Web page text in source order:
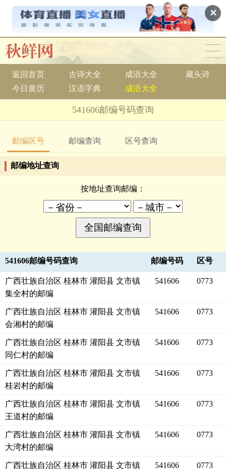
✕
返回首页 古诗大全 成语大全
藏头诗
今日黄历
汉语字典 成语大全
541606邮编号码查询
邮编区号 邮编查询 区号查询
邮编地址查询
按地址查询邮编：
541606邮编号码查询 邮编号码 区号
广西壮族自治区 桂林市 灌阳县 文市镇
集全村的邮编
541606 0773
广西壮族自治区 桂林市 灌阳县 文市镇
会湘村的邮编
541606 0773
广西壮族自治区 桂林市 灌阳县 文市镇
同仁村的邮编
541606 0773
广西壮族自治区 桂林市 灌阳县 文市镇
桂岩村的邮编
541606 0773
广西壮族自治区 桂林市 灌阳县 文市镇
王道村的邮编
541606 0773
广西壮族自治区 桂林市 灌阳县 文市镇
大湾村的邮编
541606 0773
广西壮族自治区 桂林市 灌阳县 文市镇
541606 0773